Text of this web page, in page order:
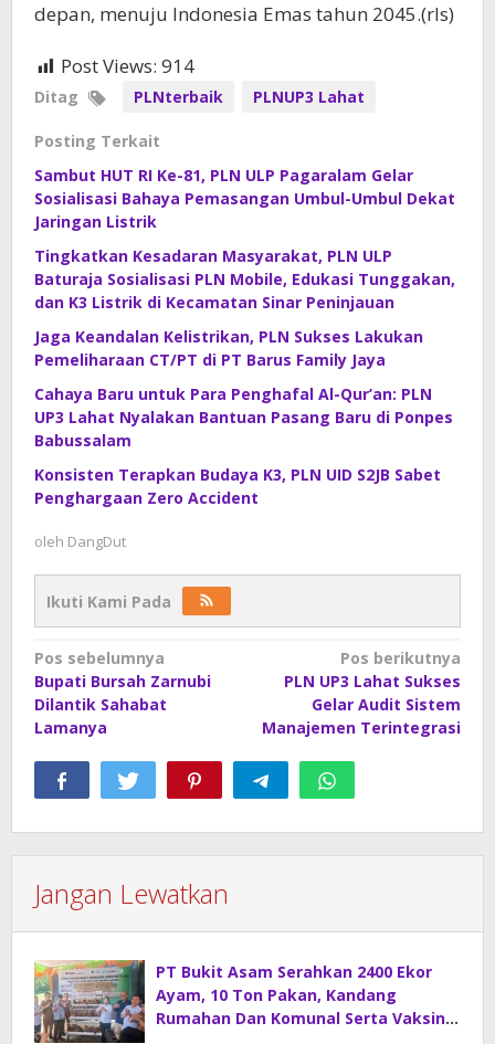
depan, menuju Indonesia Emas tahun 2045.(rls)
Post Views: 914
Ditag PLNterbaik PLNUP3 Lahat
Posting Terkait
Sambut HUT RI Ke-81, PLN ULP Pagaralam Gelar
Sosialisasi Bahaya Pemasangan Umbul-Umbul Dekat
Jaringan Listrik
Tingkatkan Kesadaran Masyarakat, PLN ULP
Baturaja Sosialisasi PLN Mobile, Edukasi Tunggakan,
dan K3 Listrik di Kecamatan Sinar Peninjauan
Jaga Keandalan Kelistrikan, PLN Sukses Lakukan
Pemeliharaan CT/PT di PT Barus Family Jaya
Cahaya Baru untuk Para Penghafal Al-Qur’an: PLN
UP3 Lahat Nyalakan Bantuan Pasang Baru di Ponpes
Babussalam
Konsisten Terapkan Budaya K3, PLN UID S2JB Sabet
Penghargaan Zero Accident
oleh DangDut
Ikuti Kami Pada
Navigasi
pos
Pos sebelumnya
Bupati Bursah Zarnubi
Dilantik Sahabat
Lamanya
Pos berikutnya
PLN UP3 Lahat Sukses
Gelar Audit Sistem
Manajemen Terintegrasi
Jangan Lewatkan
PT Bukit Asam Serahkan 2400 Ekor
Ayam, 10 Ton Pakan, Kandang
Rumahan Dan Komunal Serta Vaksin